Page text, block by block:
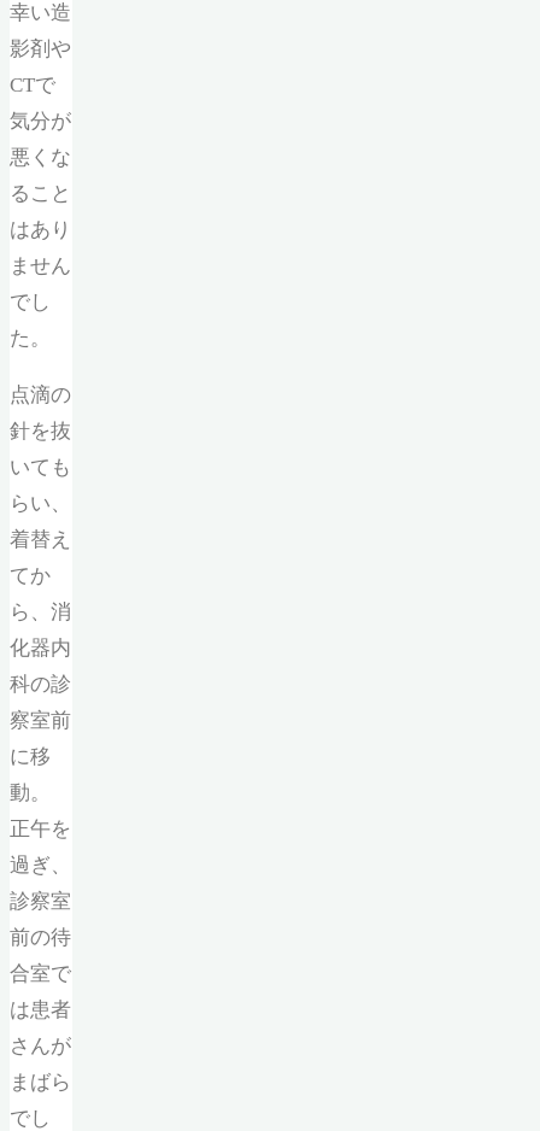
幸い造
影剤や
CTで
気分が
悪くな
ること
はあり
ません
でし
た。
点滴の
針を抜
いても
らい、
着替え
てか
ら、消
化器内
科の診
察室前
に移
動。
正午を
過ぎ、
診察室
前の待
合室で
は患者
さんが
まばら
でし